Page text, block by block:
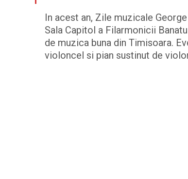
In acest an, Zile muzicale
Sala Capitol a Filarmonicii
de muzica buna din Timisoara.
violoncel si pian sustinut de